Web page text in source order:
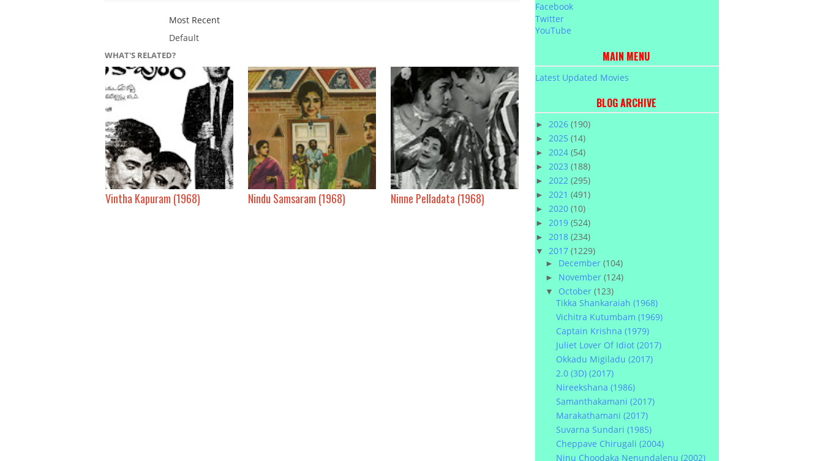
Most Recent
Default
WHAT'S RELATED?
Vintha Kapuram (1968) Nindu Samsaram (1968) Ninne Pelladata (1968)
Facebook
Twitter
YouTube
MAIN MENU
Latest Updated Movies
BLOG ARCHIVE
► 2026 (190)
► 2025 (14)
► 2024 (54)
► 2023 (188)
► 2022 (295)
► 2021 (491)
► 2020 (10)
► 2019 (524)
► 2018 (234)
▼ 2017 (1229)
► December(104)
► November(124)
▼ October(123)
Tikka Shankaraiah (1968)
Vichitra Kutumbam (1969)
Captain Krishna (1979)
Juliet Lover Of Idiot (2017)
Okkadu Migiladu (2017)
2.0 (3D) (2017)
Nireekshana (1986)
Samanthakamani (2017)
Marakathamani (2017)
Suvarna Sundari (1985)
Cheppave Chirugali (2004)
Ninu Choodaka Nenundalenu (2002)